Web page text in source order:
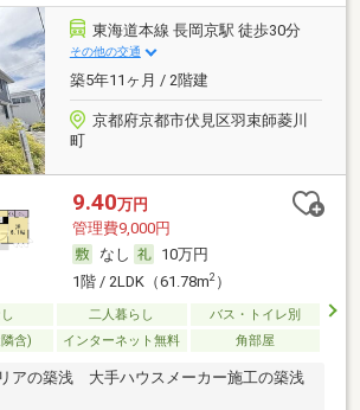
東海道本線 長岡京駅 徒歩30分
その他の交通
築5年11ヶ月 / 2階建
京都府京都市伏見区羽束師菱川
町
9.40万円
管理費9,000円
なし
10万円
1階 / 2LDK（61.78m2）
二人暮らし
バス・トイレ別
含)
インターネット無料 角部屋
アの築浅 大手ハウスメーカー施工の築浅